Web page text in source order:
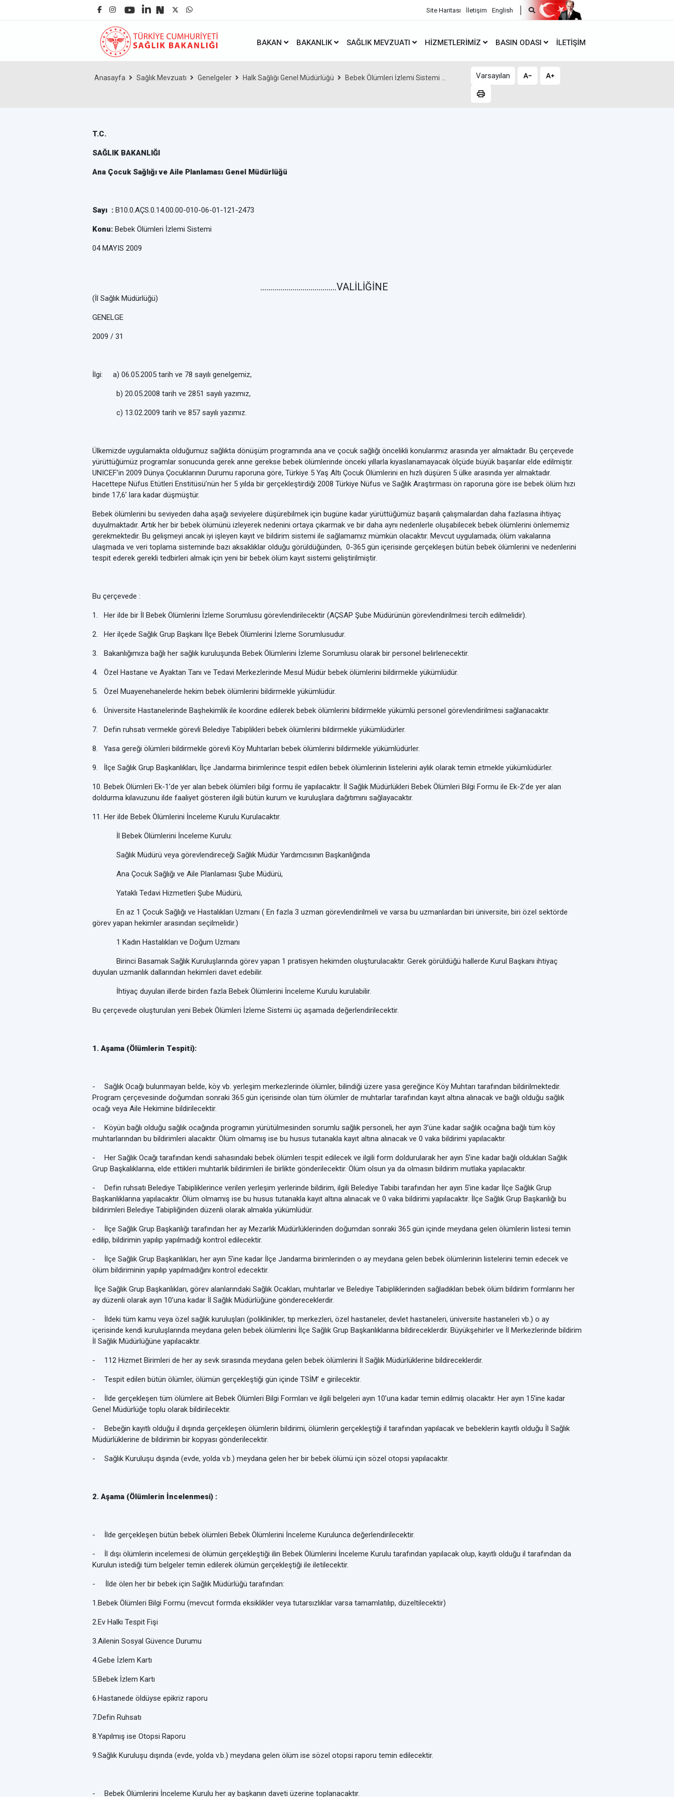
Site Haritası İletişim English
BAKAN BAKANLIK SAĞLIK MEVZUATI HIZMETLERIMIZ BASIN ODASI İLETIŞIM
Anasayfa Sağlık Mevzuatı Genelgeler Halk Sağlığı Genel Müdürlüğü Bebek Ölümleri İzlemi Sistemi ... Varsayılan
T.C.
SAĞLIK BAKANLIĞI
Ana Çocuk Sağlığı ve Aile Planlaması Genel Müdürlüğü
Sayı : B10.0.AÇS.0.14.00.00-010-06-01-121-2473
Konu: Bebek Ölümleri İzlemi Sistemi
04 MAYIS 2009
......................................VALİLİĞİNE
(İl Sağlık Müdürlüğü)
GENELGE
2009 / 31
İlgi: a) 06.05.2005 tarih ve 78 sayılı genelgemiz,
b) 20.05.2008 tarih ve 2851 sayılı yazımız,
c) 13.02.2009 tarih ve 857 sayılı yazımız.
Ülkemizde uygulamakta olduğumuz sağlıkta dönüşüm programında ana ve çocuk sağlığı öncelikli konularımız arasında yer almaktadır. Bu çerçevede
yürüttüğümüz programlar sonucunda gerek anne gerekse bebek ölümlerinde önceki yıllarla kıyaslanamayacak ölçüde büyük başarılar elde edilmiştir.
UNICEF’in 2009 Dünya Çocuklarının Durumu raporuna göre, Türkiye 5 Yaş Altı Çocuk Ölümlerini en hızlı düşüren 5 ülke arasında yer almaktadır.
Hacettepe Nüfus Etütleri Enstitüsü’nün her 5 yılda bir gerçekleştirdiği 2008 Türkiye Nüfus ve Sağlık Araştırması ön raporuna göre ise bebek ölüm hızı
binde 17,6’ lara kadar düşmüştür.
Bebek ölümlerini bu seviyeden daha aşağı seviyelere düşürebilmek için bugüne kadar yürüttüğümüz başarılı çalışmalardan daha fazlasına ihtiyaç
duyulmaktadır. Artık her bir bebek ölümünü izleyerek nedenini ortaya çıkarmak ve bir daha aynı nedenlerle oluşabilecek bebek ölümlerini önlememiz
gerekmektedir. Bu gelişmeyi ancak iyi işleyen kayıt ve bildirim sistemi ile sağlamamız mümkün olacaktır. Mevcut uygulamada; ölüm vakalarına
ulaşmada ve veri toplama sisteminde bazı aksaklıklar olduğu görüldüğünden, 0-365 gün içerisinde gerçekleşen bütün bebek ölümlerini ve nedenlerini
tespit ederek gerekli tedbirleri almak için yeni bir bebek ölüm kayıt sistemi geliştirilmiştir.
Bu çerçevede :
1. Her ilde bir İl Bebek Ölümlerini İzleme Sorumlusu görevlendirilecektir (AÇSAP Şube Müdürünün görevlendirilmesi tercih edilmelidir).
2. Her ilçede Sağlık Grup Başkanı İlçe Bebek Ölümlerini İzleme Sorumlusudur.
3. Bakanlığımıza bağlı her sağlık kuruluşunda Bebek Ölümlerini İzleme Sorumlusu olarak bir personel belirlenecektir.
4. Özel Hastane ve Ayaktan Tanı ve Tedavi Merkezlerinde Mesul Müdür bebek ölümlerini bildirmekle yükümlüdür.
5. Özel Muayenehanelerde hekim bebek ölümlerini bildirmekle yükümlüdür.
6. Üniversite Hastanelerinde Başhekimlik ile koordine edilerek bebek ölümlerini bildirmekle yükümlü personel görevlendirilmesi sağlanacaktır.
7. Defin ruhsatı vermekle görevli Belediye Tabiplikleri bebek ölümlerini bildirmekle yükümlüdürler.
8. Yasa gereği ölümleri bildirmekle görevli Köy Muhtarları bebek ölümlerini bildirmekle yükümlüdürler.
9. İlçe Sağlık Grup Başkanlıkları, İlçe Jandarma birimlerince tespit edilen bebek ölümlerinin listelerini aylık olarak temin etmekle yükümlüdürler.
10. Bebek Ölümleri Ek-1’de yer alan bebek ölümleri bilgi formu ile yapılacaktır. İl Sağlık Müdürlükleri Bebek Ölümleri Bilgi Formu ile Ek-2’de yer alan
doldurma kılavuzunu ilde faaliyet gösteren ilgili bütün kurum ve kuruluşlara dağıtımını sağlayacaktır.
11. Her ilde Bebek Ölümlerini İnceleme Kurulu Kurulacaktır.
İl Bebek Ölümlerini İnceleme Kurulu:
Sağlık Müdürü veya görevlendireceği Sağlık Müdür Yardımcısının Başkanlığında
Ana Çocuk Sağlığı ve Aile Planlaması Şube Müdürü,
Yataklı Tedavi Hizmetleri Şube Müdürü,
En az 1 Çocuk Sağlığı ve Hastalıkları Uzmanı ( En fazla 3 uzman görevlendirilmeli ve varsa bu uzmanlardan biri üniversite, biri özel sektörde
görev yapan hekimler arasından seçilmelidir.)
1 Kadın Hastalıkları ve Doğum Uzmanı
Birinci Basamak Sağlık Kuruluşlarında görev yapan 1 pratisyen hekimden oluşturulacaktır. Gerek görüldüğü hallerde Kurul Başkanı ihtiyaç
duyulan uzmanlık dallarından hekimleri davet edebilir.
İhtiyaç duyulan illerde birden fazla Bebek Ölümlerini İnceleme Kurulu kurulabilir.
Bu çerçevede oluşturulan yeni Bebek Ölümleri İzleme Sistemi üç aşamada değerlendirilecektir.
1. Aşama (Ölümlerin Tespiti):
-
Sağlık Ocağı bulunmayan belde, köy vb. yerleşim merkezlerinde ölümler, bilindiği üzere yasa gereğince Köy Muhtarı tarafından bildirilmektedir.
Program çerçevesinde doğumdan sonraki 365 gün içerisinde olan tüm ölümler de muhtarlar tarafından kayıt altına alınacak ve bağlı olduğu sağlık
ocağı veya Aile Hekimine bildirilecektir.
-
Köyün bağlı olduğu sağlık ocağında programın yürütülmesinden sorumlu sağlık personeli, her ayın 3’üne kadar sağlık ocağına bağlı tüm köy
muhtarlarından bu bildirimleri alacaktır. Ölüm olmamış ise bu husus tutanakla kayıt altına alınacak ve 0 vaka bildirimi yapılacaktır.
-
Her Sağlık Ocağı tarafından kendi sahasındaki bebek ölümleri tespit edilecek ve ilgili form doldurularak her ayın 5’ine kadar bağlı oldukları Sağlık
Grup Başkalıklarına, elde ettikleri muhtarlık bildirimleri ile birlikte gönderilecektir. Ölüm olsun ya da olmasın bildirim mutlaka yapılacaktır.
-
Defin ruhsatı Belediye Tabipliklerince verilen yerleşim yerlerinde bildirim, ilgili Belediye Tabibi tarafından her ayın 5’ine kadar İlçe Sağlık Grup
Başkanlıklarına yapılacaktır. Ölüm olmamış ise bu husus tutanakla kayıt altına alınacak ve 0 vaka bildirimi yapılacaktır. İlçe Sağlık Grup Başkanlığı bu
bildirimleri Belediye Tabipliğinden düzenli olarak almakla yükümlüdür.
-
İlçe Sağlık Grup Başkanlığı tarafından her ay Mezarlık Müdürlüklerinden doğumdan sonraki 365 gün içinde meydana gelen ölümlerin listesi temin
edilip, bildirimin yapılıp yapılmadığı kontrol edilecektir.
-
İlçe Sağlık Grup Başkanlıkları, her ayın 5’ine kadar İlçe Jandarma birimlerinden o ay meydana gelen bebek ölümlerinin listelerini temin edecek ve
ölüm bildiriminin yapılıp yapılmadığını kontrol edecektir.
İlçe Sağlık Grup Başkanlıkları, görev alanlarındaki Sağlık Ocakları, muhtarlar ve Belediye Tabipliklerinden sağladıkları bebek ölüm bildirim formlarını her
ay düzenli olarak ayın 10’una kadar İl Sağlık Müdürlüğüne göndereceklerdir.
-
İldeki tüm kamu veya özel sağlık kuruluşları (poliklinikler, tıp merkezleri, özel hastaneler, devlet hastaneleri, üniversite hastaneleri vb.) o ay
içerisinde kendi kuruluşlarında meydana gelen bebek ölümlerini İlçe Sağlık Grup Başkanlıklarına bildireceklerdir. Büyükşehirler ve İl Merkezlerinde bildirim
İl Sağlık Müdürlüğüne yapılacaktır.
- 112 Hizmet Birimleri de her ay sevk sırasında meydana gelen bebek ölümlerini İl Sağlık Müdürlüklerine bildireceklerdir.
- Tespit edilen bütün ölümler, ölümün gerçekleştiği gün içinde TSİM’ e girilecektir.
-
İlde gerçekleşen tüm ölümlere ait Bebek Ölümleri Bilgi Formları ve ilgili belgeleri ayın 10’una kadar temin edilmiş olacaktır. Her ayın 15’ine kadar
Genel Müdürlüğe toplu olarak bildirilecektir.
-
Bebeğin kayıtlı olduğu il dışında gerçekleşen ölümlerin bildirimi, ölümlerin gerçekleştiği il tarafından yapılacak ve bebeklerin kayıtlı olduğu İl Sağlık
Müdürlüklerine de bildirimin bir kopyası gönderilecektir.
- Sağlık Kuruluşu dışında (evde, yolda v.b.) meydana gelen her bir bebek ölümü için sözel otopsi yapılacaktır.
2. Aşama (Ölümlerin İncelenmesi) :
- İlde gerçekleşen bütün bebek ölümleri Bebek Ölümlerini İnceleme Kurulunca değerlendirilecektir.
-
İl dışı ölümlerin incelemesi de ölümün gerçekleştiği ilin Bebek Ölümlerini İnceleme Kurulu tarafından yapılacak olup, kayıtlı olduğu il tarafından da
Kurulun istediği tüm belgeler temin edilerek ölümün gerçekleştiği ile iletilecektir.
- İlde ölen her bir bebek için Sağlık Müdürlüğü tarafından:
1.Bebek Ölümleri Bilgi Formu (mevcut formda eksiklikler veya tutarsızlıklar varsa tamamlatılıp, düzeltilecektir)
2.Ev Halkı Tespit Fişi
3.Ailenin Sosyal Güvence Durumu
4.Gebe İzlem Kartı
5.Bebek İzlem Kartı
6.Hastanede öldüyse epikriz raporu
7.Defin Ruhsatı
8.Yapılmış ise Otopsi Raporu
9.Sağlık Kuruluşu dışında (evde, yolda v.b.) meydana gelen ölüm ise sözel otopsi raporu temin edilecektir.
- Bebek Ölümlerini İnceleme Kurulu her ay başkanın daveti üzerine toplanacaktır.